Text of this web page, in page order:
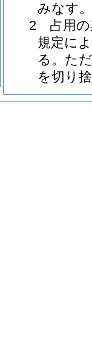
みなす。
2 占用の
規定に
る。た
を切り